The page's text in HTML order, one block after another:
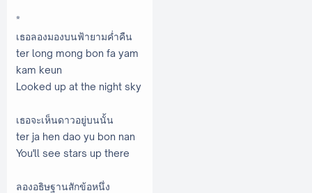
*
เธอลองมองบนฟ้ายามค่ำคืน
ter long mong bon fa yam
kam keun
Looked up at the night sky
เธอจะเห็นดาวอยู่บนนั้น
ter ja hen dao yu bon nan
You'll see stars up there
ลองอธิษฐานสักข้อหนึ่ง